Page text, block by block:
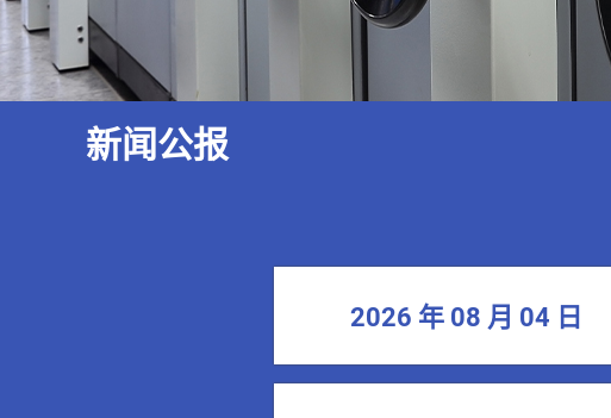
新闻公报
2026 年 08 月 04 日